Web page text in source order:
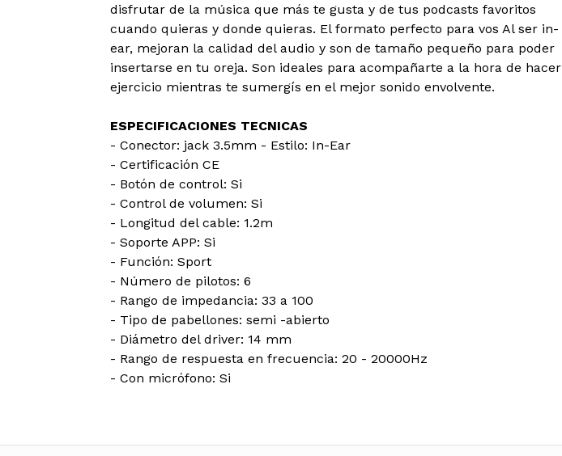
disfrutar de la música que más te gusta y de tus podcasts favoritos
cuando quieras y donde quieras. El formato perfecto para vos Al ser in-
ear, mejoran la calidad del audio y son de tamaño pequeño para poder
insertarse en tu oreja. Son ideales para acompañarte a la hora de hacer
ejercicio mientras te sumergís en el mejor sonido envolvente.
ESPECIFICACIONES TECNICAS
- Conector: jack 3.5mm - Estilo: In-Ear
- Certificación CE
- Botón de control: Si
- Control de volumen: Si
- Longitud del cable: 1.2m
- Soporte APP: Si
- Función: Sport
- Número de pilotos: 6
- Rango de impedancia: 33 a 100
- Tipo de pabellones: semi -abierto
- Diámetro del driver: 14 mm
- Rango de respuesta en frecuencia: 20 - 20000Hz
- Con micrófono: Si